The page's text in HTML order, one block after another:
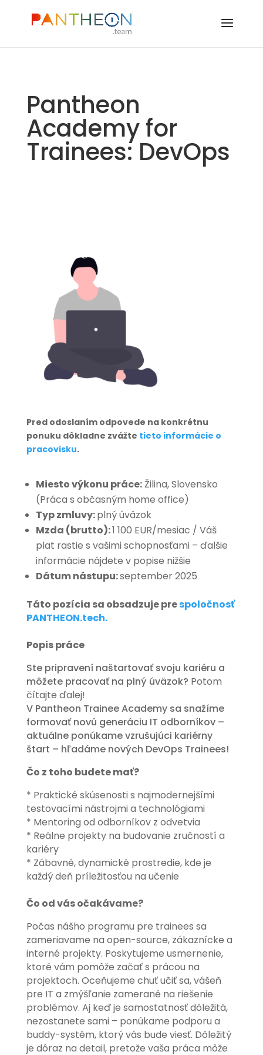
Pantheon
Academy for
Trainees: DevOps
Pred odoslaním odpovede na konkrétnu
ponuku dôkladne zvážte tieto informácie o
pracovisku.
Miesto výkonu práce:Žilina, Slovensko
(Práca s občasným home office)
Typ zmluvy:plný úväzok
Mzda (brutto):1 100 EUR/mesiac / Váš
plat rastie s vašimi schopnosťami – ďalšie
informácie nájdete v popise nižšie
Dátum nástupu:september 2025
Táto pozícia sa obsadzuje prespoločnosť
PANTHEON.tech.
Popis práce
Ste pripravení naštartovať svoju kariéru a
môžete pracovať na plný úväzok? Potom
čítajte ďalej!
V Pantheon Trainee Academy sa snažíme
formovať novú generáciu IT odborníkov –
aktuálne ponúkame vzrušujúci kariérny
štart – hľadáme nových DevOps Trainees!
Čo z toho budete mať?
* Praktické skúsenosti s najmodernejšími
testovacími nástrojmi a technológiami
* Mentoring od odborníkov z odvetvia
* Reálne projekty na budovanie zručností a
kariéry
* Zábavné, dynamické prostredie, kde je
každý deň príležitosťou na učenie
Čo od vás očakávame?
Počas nášho programu pre trainees sa
zameriavame na open-source, zákaznícke a
interné projekty. Poskytujeme usmernenie,
ktoré vám pomôže začať s prácou na
projektoch. Oceňujeme chuť učiť sa, vášeň
pre IT a zmýšľanie zamerané na riešenie
problémov. Aj keď je samostatnosť dôležitá,
nezostanete sami – ponúkame podporu a
buddy-systém, ktorý vás bude viesť. Dôležitý
je dôraz na detail, pretože vaša práca môže